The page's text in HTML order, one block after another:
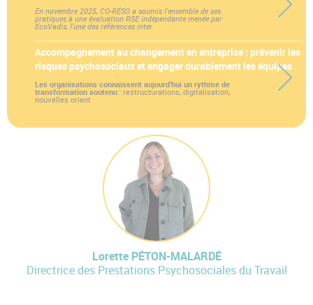
En novembre 2025, CO-RÉSO a soumis l'ensemble de ses
pratiques à une évaluation RSE indépendante menée par
EcoVadis, l'une des références inter
Accompagnement au changement en entreprise : prévenir les
risques psychosociaux et engager durablement les équipes
Les organisations connaissent aujourd’hui un rythme de
transformation soutenu : restructurations, digitalisation,
nouvelles orient
Lorette PÉTON-MALARDÉ
Directrice des Prestations Psychosociales du Travail